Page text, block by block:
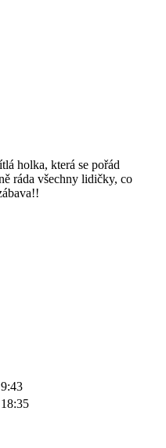
holka, která se pořád
ráda všechny lidičky, co